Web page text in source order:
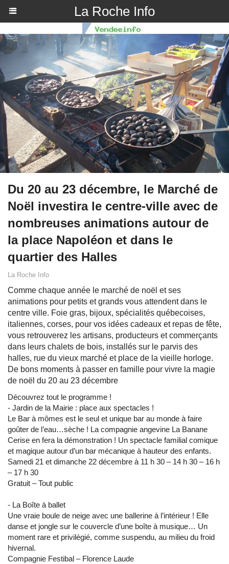
La Roche Info
Du 20 au 23 décembre, le Marché de
Noël investira le centre-ville avec de
nombreuses animations autour de
la place Napoléon et dans le
quartier des Halles
La Roche Info
Comme chaque année le marché de noël et ses
animations pour petits et grands vous attendent dans le
centre ville. Foie gras, bijoux, spécialités québecoises,
italiennes, corses, pour vos idées cadeaux et repas de fête,
vous retrouverez les artisans, producteurs et commerçants
dans leurs chalets de bois, installés sur le parvis des
halles, rue du vieux marché et place de la vieille horloge.
De bons moments à passer en famille pour vivre la magie
de noël du 20 au 23 décembre
Découvrez tout le programme !
- Jardin de la Mairie : place aux spectacles !
Le Bar à mômes est le seul et unique bar au monde à faire
goûter de l’eau…sèche ! La compagnie angevine La Banane
Cerise en fera la démonstration ! Un spectacle familial comique
et magique autour d’un bar mécanique à hauteur des enfants.
Samedi 21 et dimanche 22 décembre à 11 h 30 – 14 h 30 – 16 h
– 17 h 30
Gratuit – Tout public
- La Boîte à ballet
Une vraie boule de neige avec une ballerine à l’intérieur ! Elle
danse et jongle sur le couvercle d’une boîte à musique… Un
moment rare et privilégié, comme suspendu, au milieu du froid
hivernal.
Compagnie Festibal – Florence Laude